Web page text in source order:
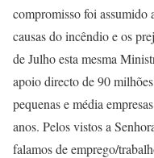
compromisso foi assumido
causas do incêndio e os
de Julho esta mesma
apoio directo de 90
pequenas e média
anos. Pelos vistos a
falamos de emprego/